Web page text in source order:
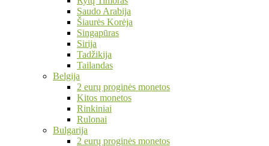
Saudo Arabija
Šiaurės Korėja
Singapūras
Sirija
Tadžikija
Tailandas
Belgija
2 eurų proginės monetos
Kitos monetos
Rinkiniai
Rulonai
Bulgarija
2 eurų proginės monetos